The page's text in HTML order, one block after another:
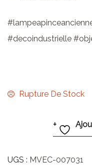
#decoindustrielle
Rupture De Stock
UGS : MVEC-007031